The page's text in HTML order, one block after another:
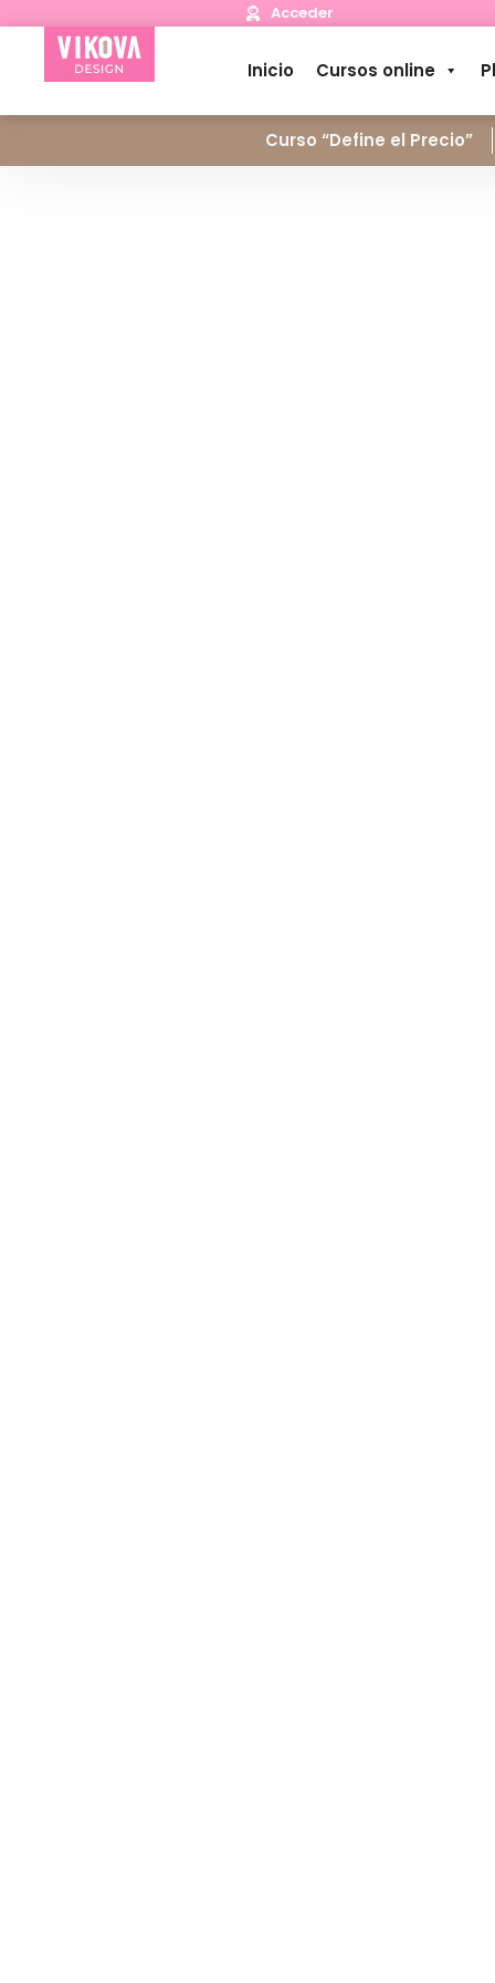
Acceder
Inicio Cursos online
Curso “Define el Precio”